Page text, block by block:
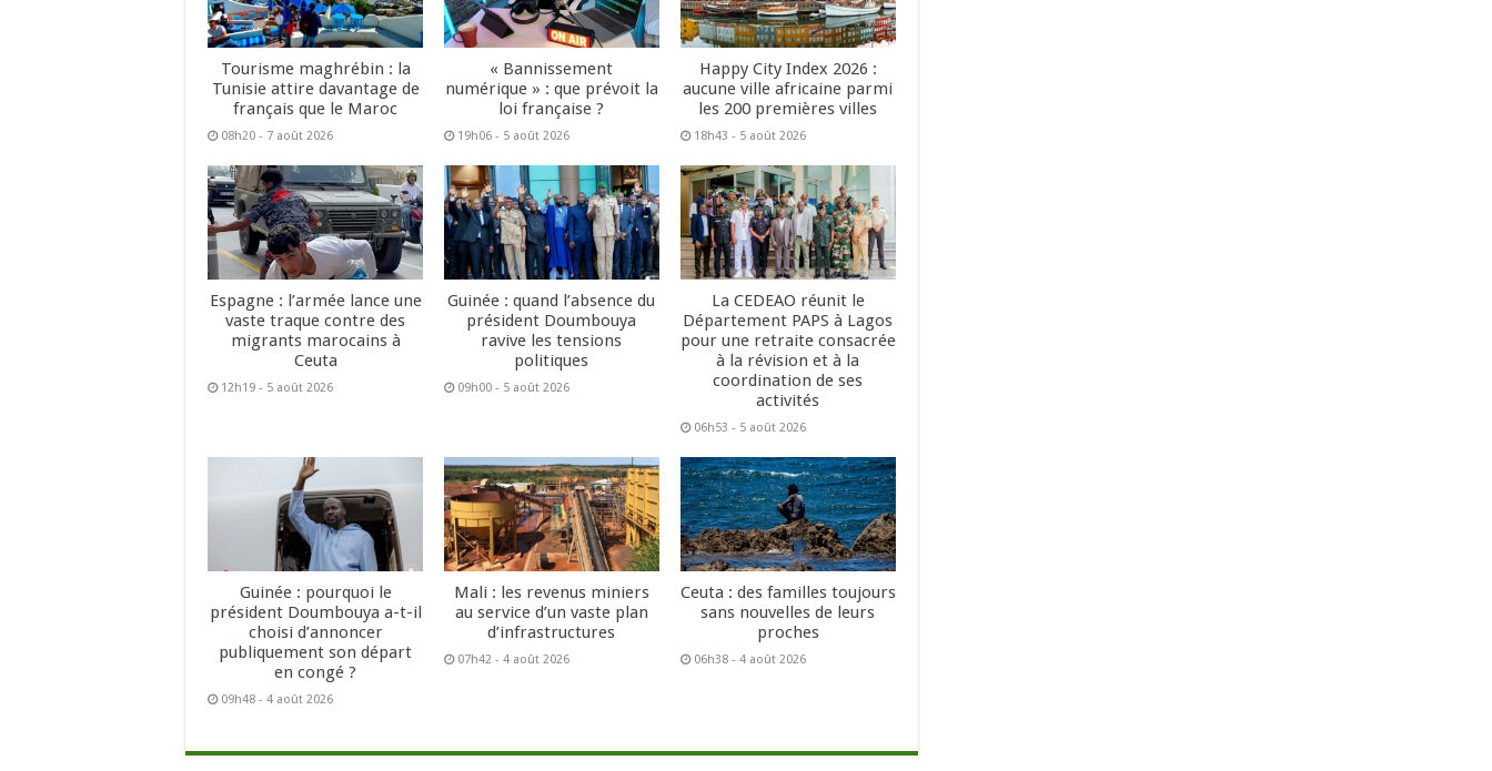
Tourisme maghrébin : la
Tunisie attire davantage de
français que le Maroc
08h20 - 7 août 2026
« Bannissement
numérique » : que prévoit la
loi française ?
19h06 - 5 août 2026
Happy City Index 2026 :
aucune ville africaine parmi
les 200 premières villes
18h43 - 5 août 2026
Espagne : l’armée lance une
vaste traque contre des
migrants marocains à
Ceuta
12h19 - 5 août 2026
Guinée : quand l’absence du
président Doumbouya
ravive les tensions
politiques
09h00 - 5 août 2026
La CEDEAO réunit le
Département PAPS à Lagos
pour une retraite consacrée
à la révision et à la
coordination de ses
activités
06h53 - 5 août 2026
Guinée : pourquoi le
président Doumbouya a-t-il
choisi d’annoncer
publiquement son départ
en congé ?
09h48 - 4 août 2026
Mali : les revenus miniers
au service d’un vaste plan
d’infrastructures
07h42 - 4 août 2026
Ceuta : des familles toujours
sans nouvelles de leurs
proches
06h38 - 4 août 2026